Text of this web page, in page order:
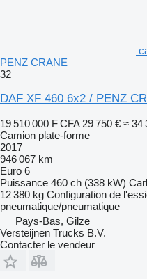
PENZ CRANE
32
DAF XF 460 6x2 / PENZ
19 510 000 F CFA 29 750 € ≈ 34
Camion plate-forme
2017
946 067 km
Euro 6
Puissance 460 ch (338 kW)
12 380 kg Configuration de
pneumatique/pneumatique
Pays-Bas, Gilze
Versteijnen Trucks B.V.
Contacter le vendeur